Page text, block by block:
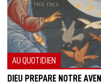
AU QUOTIDIEN
DIEU PREPARE NOTRE